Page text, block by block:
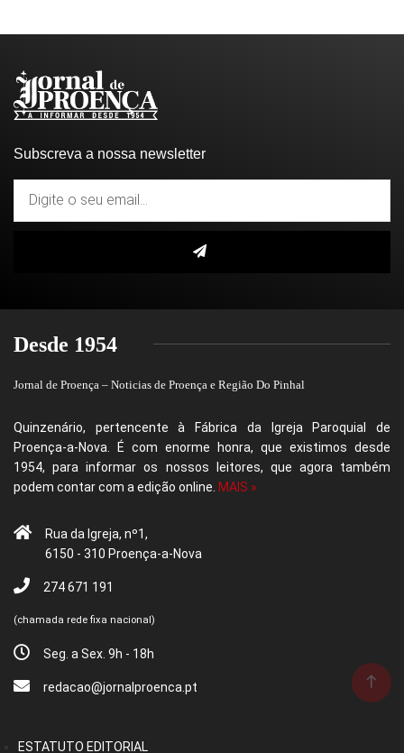
Subscreva a nossa newsletter
Desde 1954
Jornal de Proença – Noticias de Proença e Região Do Pinhal
Quinzenário, pertencente à Fábrica da Igreja Paroquial de
Proença-a-Nova. É com enorme honra, que existimos desde
1954, para informar os nossos leitores, que agora também
podem contar com a edição online. MAIS »
Rua da Igreja, nº1,
6150 - 310 Proença-a-Nova
274 671 191
(chamada rede fixa nacional)
Seg. a Sex. 9h - 18h
redacao@jornalproenca.pt
ESTATUTO EDITORIAL